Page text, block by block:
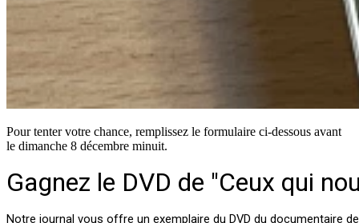
Pour tenter votre chance, remplissez le formulaire ci-dessous avant
le dimanche 8 décembre minuit.